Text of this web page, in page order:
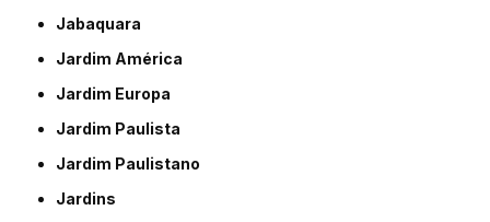
Jabaquara
Jardim América
Jardim Europa
Jardim Paulista
Jardim Paulistano
Jardins